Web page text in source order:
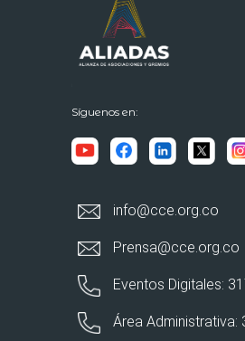
Síguenos en:
info@cce.org.co
Prensa@cce.org.co
Eventos Digitales:
Área Administrativa: